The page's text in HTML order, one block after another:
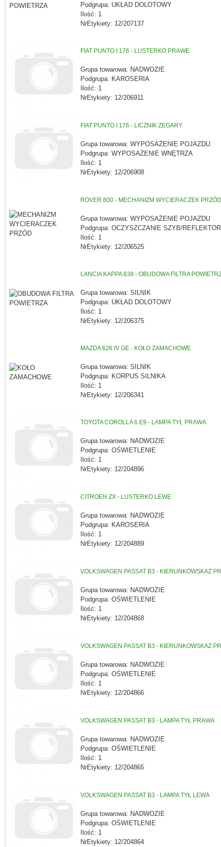
Podgrupa: UKŁAD DOLOTOWY
Ilość: 1
NrEtykiety: 12/207137
FIAT PUNTO I 176 - LUSTERKO PRAWE
Grupa towarowa: NADWOZIE
Podgrupa: KAROSERIA
Ilość: 1
NrEtykiety: 12/206911
FIAT PUNTO I 176 - LICZNIK ZEGARY
Grupa towarowa: WYPOSAŻENIE POJAZDU
Podgrupa: WYPOSAŻENIE WNĘTRZA
Ilość: 1
NrEtykiety: 12/206908
ROVER 600 - MECHANIZM WYCIERACZEK PRZÓD
Grupa towarowa: WYPOSAŻENIE POJAZDU
Podgrupa: OCZYSZCZANIE SZYB/
Ilość: 1
NrEtykiety: 12/206525
LANCIA KAPPA 838 - OBUDOWA FILTRA
Grupa towarowa: SILNIK
Podgrupa: UKŁAD DOLOTOWY
Ilość: 1
NrEtykiety: 12/206375
MAZDA 626 IV GE - KOŁO ZAMACHOWE
Grupa towarowa: SILNIK
Podgrupa: KORPUS SILNIKA
Ilość: 1
NrEtykiety: 12/206341
TOYOTA COROLLA 6 E9 - LAMPA TYŁ PRAWA
Grupa towarowa: NADWOZIE
Podgrupa: OŚWIETLENIE
Ilość: 1
NrEtykiety: 12/204896
CITROEN ZX - LUSTERKO LEWE
Grupa towarowa: NADWOZIE
Podgrupa: KAROSERIA
Ilość: 1
NrEtykiety: 12/204889
VOLKSWAGEN PASSAT B3 - KIERUNKOWSKAZ
Grupa towarowa: NADWOZIE
Podgrupa: OŚWIETLENIE
Ilość: 1
NrEtykiety: 12/204868
VOLKSWAGEN PASSAT B3 - KIERUNKOWSKAZ
Grupa towarowa: NADWOZIE
Podgrupa: OŚWIETLENIE
Ilość: 1
NrEtykiety: 12/204866
VOLKSWAGEN PASSAT B3 - LAMPA TYŁ PRAWA
Grupa towarowa: NADWOZIE
Podgrupa: OŚWIETLENIE
Ilość: 1
NrEtykiety: 12/204865
VOLKSWAGEN PASSAT B3 - LAMPA TYŁ LEWA
Grupa towarowa: NADWOZIE
Podgrupa: OŚWIETLENIE
Ilość: 1
NrEtykiety: 12/204864